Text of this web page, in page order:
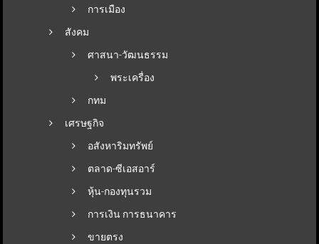
การเมือง
สังคม
ศาสนา-วัฒนธรรม
พระเครื่อง
กทม
เศรษฐกิจ
อสังหาริมทรัพย์
ตลาด-ซีเอสอาร์
หุ้น-กองทุนรวม
การเงิน การธนาคาร
ขายตรง